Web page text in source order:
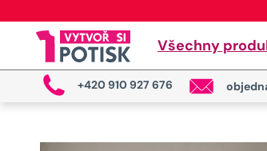
Všechny
+420 910 927 676